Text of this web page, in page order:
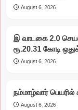
August 6, 2026
இ வாடகை 2.0
ரூ.20.31 கோடி
August 6, 2026
நம்மாழ்வார் பெயரில்
August 6, 2026